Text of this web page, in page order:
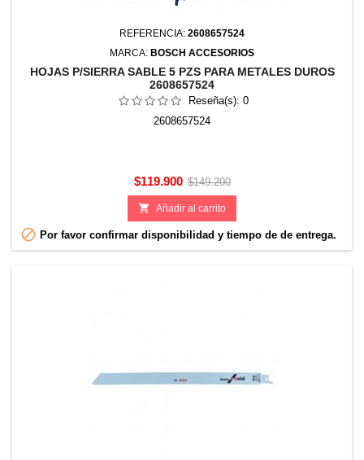
REFERENCIA: 2608657524
MARCA: BOSCH ACCESORIOS
HOJAS P/SIERRA SABLE 5 PZS PARA METALES DUROS
2608657524
Reseña(s): 0
2608657524
Precio
$119.900 Precio
base
$149.200
 Añadir al carrito
 Por favor confirmar disponibilidad y tiempo de de entrega.